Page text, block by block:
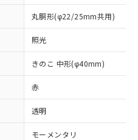
丸胴形(φ22/25mm共用)
照光
きのこ 中形(φ40mm)
赤
透明
モーメンタリ